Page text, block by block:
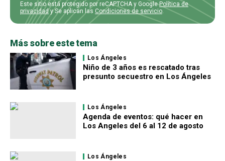
Este sitio está protegido por reCAPTCHA y GooglePolítica de
privacidady Se aplican las Condiciones de servicio.
Más sobre este tema
Los Ángeles
Niño de 3 años es rescatado tras
presunto secuestro en Los Ángeles
Los Ángeles
Agenda de eventos: qué hacer en
Los Angeles del 6 al 12 de agosto
Los Ángeles